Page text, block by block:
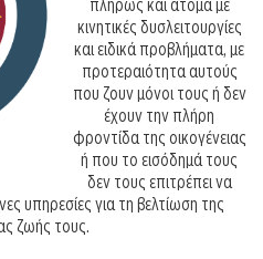
πλήρως και άτομα με
κινητικές δυσλειτουργίες
και ειδικά προβλήματα, με
προτεραιότητα αυτούς
που ζουν μόνοι τους ή δεν
έχουν την πλήρη
φροντίδα της οικογένειας
ή που το εισόδημά τους
δεν τους επιτρέπει να
υπηρεσίες για τη βελτίωση της
ζωής τους.